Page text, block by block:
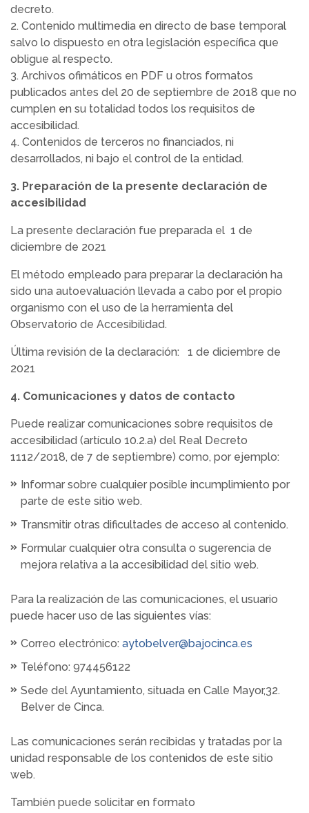
decreto.
2. Contenido multimedia en directo de base temporal
salvo lo dispuesto en otra legislación específica que
obligue al respecto.
3. Archivos ofimáticos en PDF u otros formatos
publicados antes del 20 de septiembre de 2018 que no
cumplen en su totalidad todos los requisitos de
accesibilidad.
4. Contenidos de terceros no financiados, ni
desarrollados, ni bajo el control de la entidad.
3. Preparación de la presente declaración de
accesibilidad
La presente declaración fue preparada el 1 de
diciembre de 2021
El método empleado para preparar la declaración ha
sido una autoevaluación llevada a cabo por el propio
organismo con el uso de la herramienta del
Observatorio de Accesibilidad.
Última revisión de la declaración: 1 de diciembre de
2021
4. Comunicaciones y datos de contacto
Puede realizar comunicaciones sobre requisitos de
accesibilidad (artículo 10.2.a) del Real Decreto
1112/2018, de 7 de septiembre) como, por ejemplo:
Informar sobre cualquier posible incumplimiento por
parte de este sitio web.
Transmitir otras dificultades de acceso al contenido.
Formular cualquier otra consulta o sugerencia de
mejora relativa a la accesibilidad del sitio web.
Para la realización de las comunicaciones, el usuario
puede hacer uso de las siguientes vías:
Correo electrónico: aytobelver@bajocinca.es
Teléfono: 974456122
Sede del Ayuntamiento, situada en Calle Mayor,32.
Belver de Cinca.
Las comunicaciones serán recibidas y tratadas por la
unidad responsable de los contenidos de este sitio
web.
También puede solicitar en formato